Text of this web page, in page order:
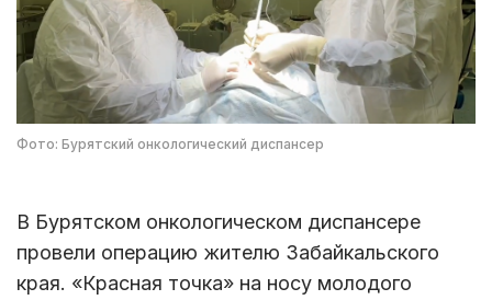
Фото: Бурятский онкологический диспансер
В Бурятском онкологическом диспансере
провели операцию жителю Забайкальского
края. «Красная точка» на носу молодого